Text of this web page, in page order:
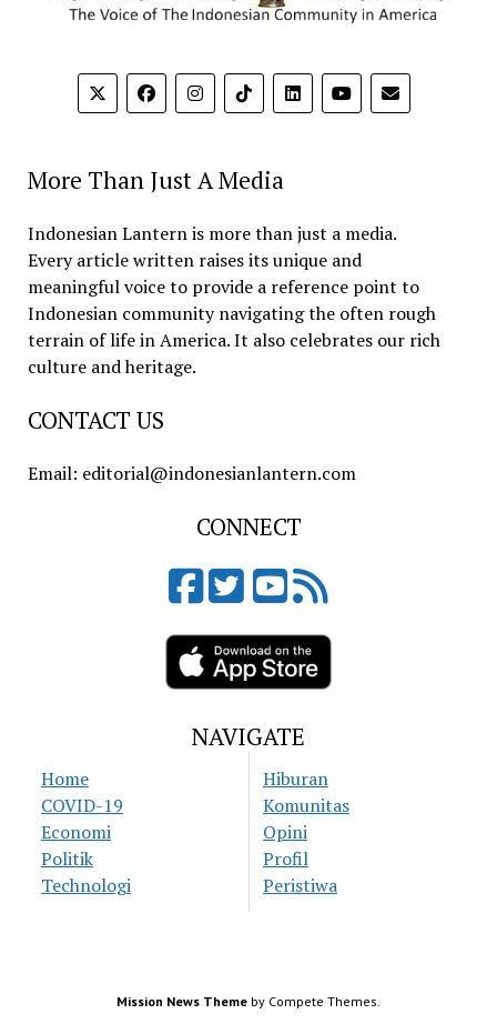
More Than Just A Media
Indonesian Lantern is more than just a media.
Every article written raises its unique and
meaningful voice to provide a reference point to
Indonesian community navigating the often rough
terrain of life in America. It also celebrates our rich
culture and heritage.
CONTACT US
Email: editorial@indonesianlantern.com
CONNECT
NAVIGATE
Home
COVID-19
Economi
Politik
Technologi
Hiburan
Komunitas
Opini
Profil
Peristiwa
Mission News Theme by Compete Themes.